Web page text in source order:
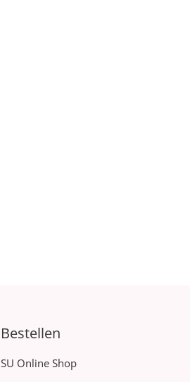
Bestellen
SU Online Shop